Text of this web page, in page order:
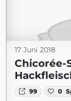
17 Juni 2018
Chicorée-
99 0